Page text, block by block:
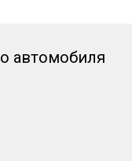
автомобиля